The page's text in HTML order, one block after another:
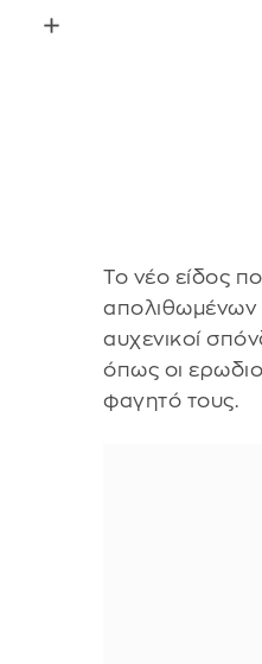
Το νέο είδος
απολιθωμένων
αυχενικοί
όπως οι
φαγητό τους.